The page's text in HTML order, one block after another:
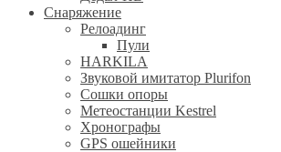
Снаряжение
Релоадинг
Пули
HARKILA
Звуковой имитатор Plurifon
Сошки опоры
Метеостанции Kestrel
Хронографы
GPS ошейники